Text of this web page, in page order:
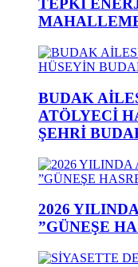
TEPKİ
BUDAK
ATÖLYECİ
ŞEHRİ
2026
”GÜNEŞE